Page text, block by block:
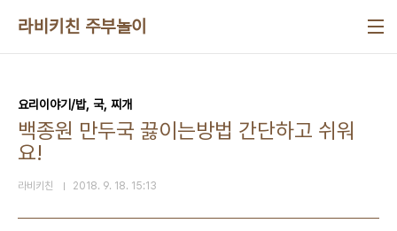
라비키친 주부놀이
요리이야기/밥, 국, 찌개
백종원 만두국 끓이는방법 간단하고 쉬워
요!
라비키친 2018. 9. 18. 15:13